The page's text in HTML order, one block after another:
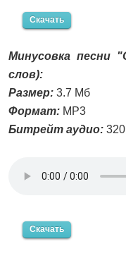
Скачать
Минусовка песни
слов):
Размер: 3.7 Мб
Формат: MP3
Битрейт аудио:
Скачать